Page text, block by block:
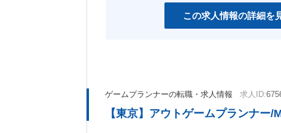
この求人情報の詳細を
ゲームプランナーの転職・求人情報 求人ID:
【東京】アウトゲームプランナー/